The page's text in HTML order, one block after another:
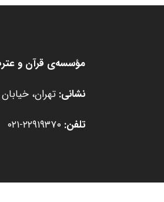
مؤسسه‌ی قرآن و
نشانی: تهران،
تلفن: